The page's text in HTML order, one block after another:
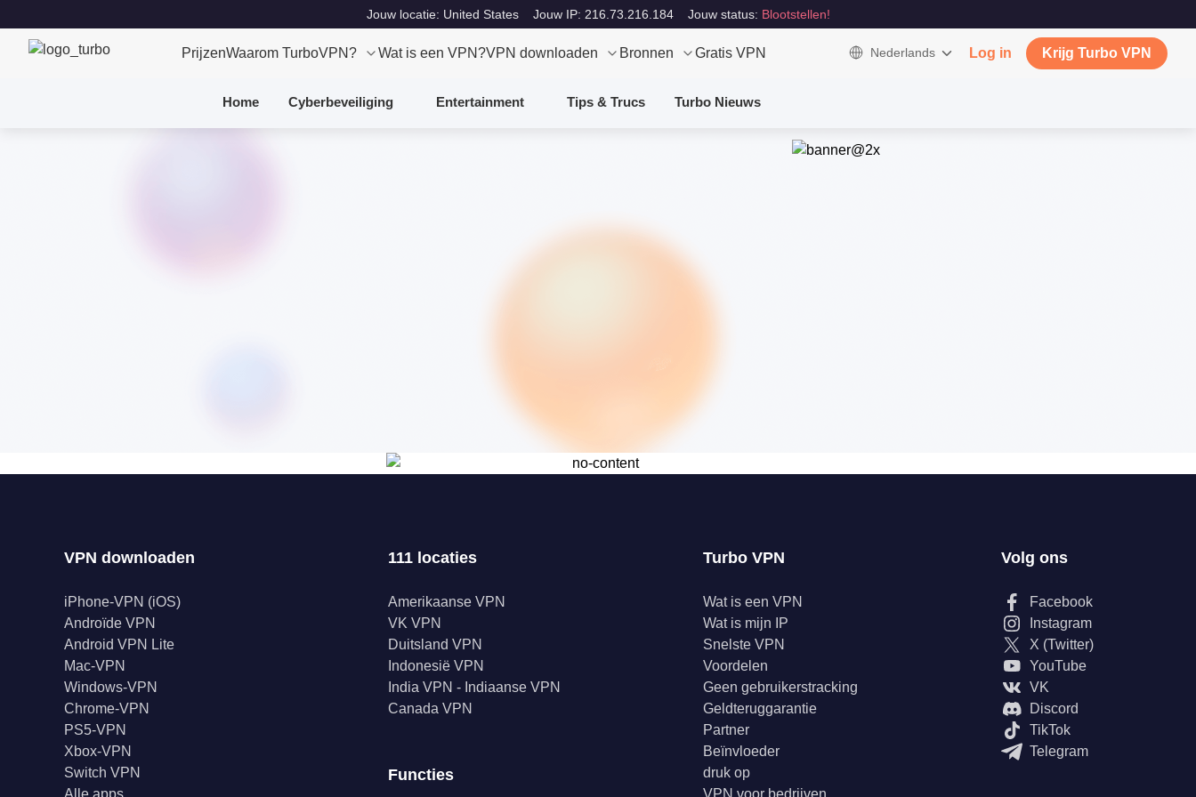
Jouw locatie: United States Jouw IP: 216.73.216.184 Jouw status: Blootstellen!
PrijzenWaarom TurboVPN? Wat is een VPN?VPN downloaden Bronnen Gratis VPN Nederlands Log in Krijg Turbo VPN
Home Cyberbeveiliging Entertainment Tips & Trucs Turbo Nieuws
VPN downloaden
iPhone-VPN (iOS)
Androïde VPN
Android VPN Lite
Mac-VPN
Windows-VPN
Chrome-VPN
PS5-VPN
Xbox-VPN
Switch VPN
Alle apps
111 locaties
Amerikaanse VPN
VK VPN
Duitsland VPN
Indonesië VPN
India VPN - Indiaanse VPN
Canada VPN
Functies
Turbo VPN
Wat is een VPN
Wat is mijn IP
Snelste VPN
Voordelen
Geen gebruikerstracking
Geldteruggarantie
Partner
Beïnvloeder
druk op
VPN voor bedrijven
Volg ons
Facebook
Instagram
X (Twitter)
YouTube
VK
Discord
TikTok
Telegram